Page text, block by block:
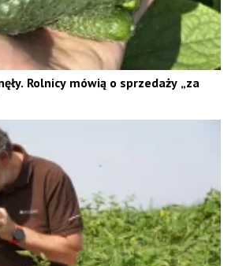
Rolnicy mówią o sprzedaży „za